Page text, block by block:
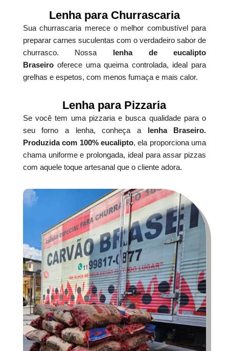
Lenha para Churrascaria
Sua churrascaria merece o melhor combustível para
preparar carnes suculentas com o verdadeiro sabor de
churrasco. Nossa lenha de eucalipto
Braseirooferece uma queima controlada, ideal para
grelhas e espetos, com menos fumaça e mais calor.
Lenha para Pizzaria
Se você tem uma pizzaria e busca qualidade para o
seu forno a lenha, conheça a lenha Braseiro.
Produzida com 100% eucalipto, ela proporciona uma
chama uniforme e prolongada, ideal para assar pizzas
com aquele toque artesanal que o cliente adora.